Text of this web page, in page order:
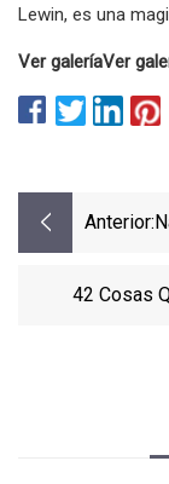
Lewin, es una
Ver galeríaVer
Anterior:
42 Cosas